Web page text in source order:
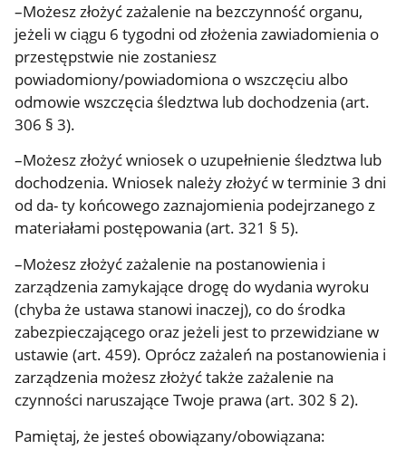
–Możesz złożyć zażalenie na bezczynność organu,
jeżeli w ciągu 6 tygodni od złożenia zawiadomienia o
przestępstwie nie zostaniesz
powiadomiony/powiadomiona o wszczęciu albo
odmowie wszczęcia śledztwa lub dochodzenia (art.
306 § 3).
–Możesz złożyć wniosek o uzupełnienie śledztwa lub
dochodzenia. Wniosek należy złożyć w terminie 3 dni
od da- ty końcowego zaznajomienia podejrzanego z
materiałami postępowania (art. 321 § 5).
–Możesz złożyć zażalenie na postanowienia i
zarządzenia zamykające drogę do wydania wyroku
(chyba że ustawa stanowi inaczej), co do środka
zabezpieczającego oraz jeżeli jest to przewidziane w
ustawie (art. 459). Oprócz zażaleń na postanowienia i
zarządzenia możesz złożyć także zażalenie na
czynności naruszające Twoje prawa (art. 302 § 2).
Pamiętaj, że jesteś obowiązany/obowiązana: